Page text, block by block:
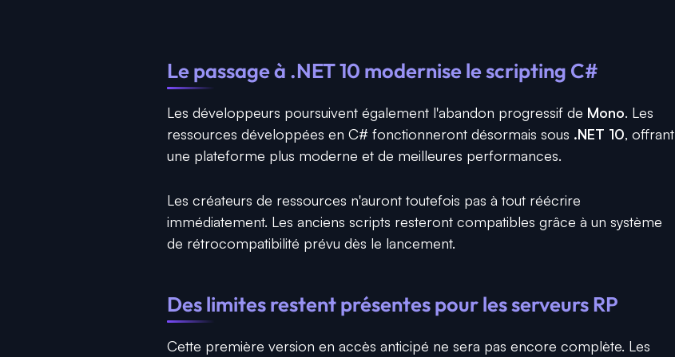
Le passage à .NET 10 modernise le scripting C#
Les développeurs poursuivent également l'abandon progressif de Mono. Les
ressources développées en C# fonctionneront désormais sous .NET 10, offrant
une plateforme plus moderne et de meilleures performances.
Les créateurs de ressources n'auront toutefois pas à tout réécrire
immédiatement. Les anciens scripts resteront compatibles grâce à un système
de rétrocompatibilité prévu dès le lancement.
Des limites restent présentes pour les serveurs RP
Cette première version en accès anticipé ne sera pas encore complète. Les